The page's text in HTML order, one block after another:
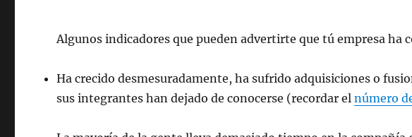
Algunos indicadores que pueden advertirte que tú empresa
Ha crecido desmesuradamente, ha sufrido adquisiciones o
sus integrantes han dejado de conocerse (recordar elnúmero